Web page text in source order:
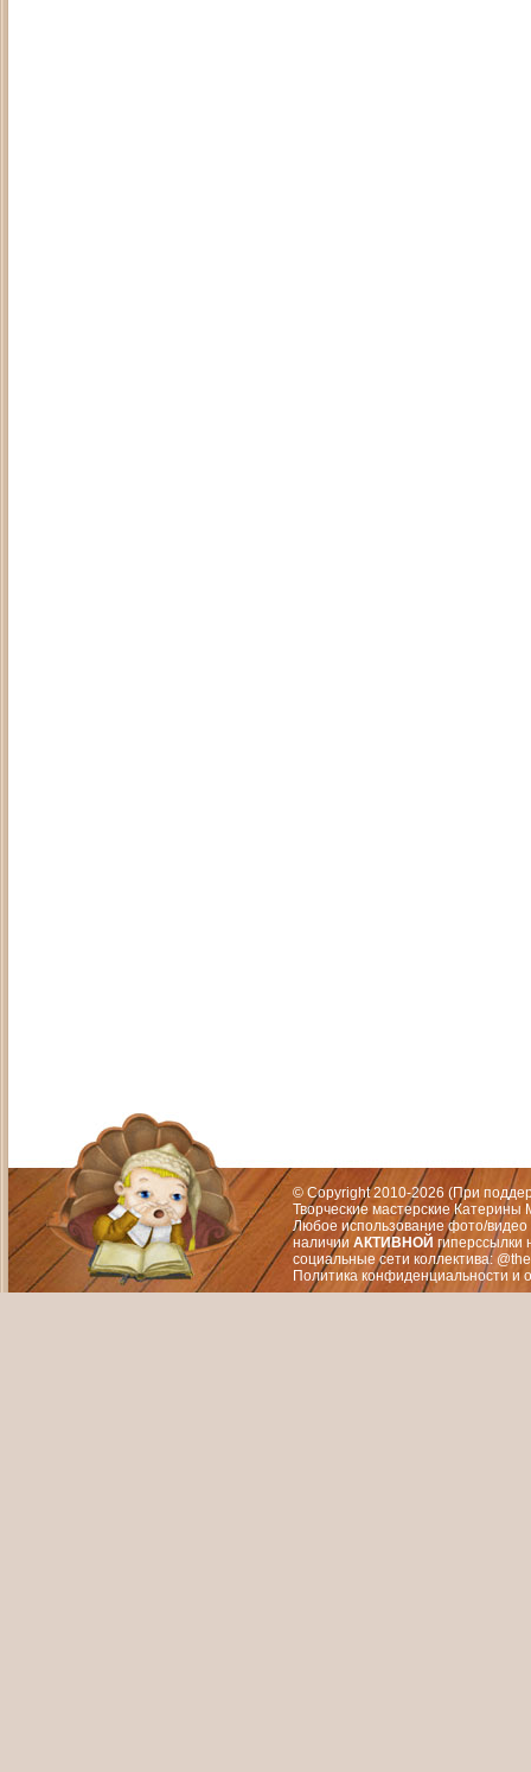
© Copyright 2010-2026 (При
Творческие мастерские
Любое использование фото/видео
наличии АКТИВНОЙ гиперссылки
социальные сети коллектива:
Политика конфиденциальности и